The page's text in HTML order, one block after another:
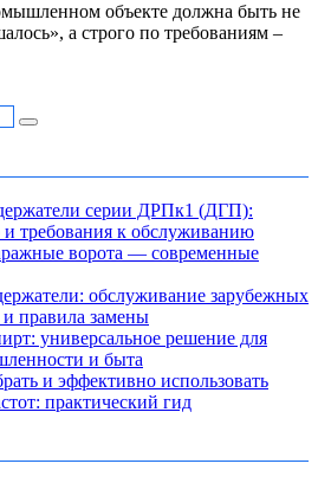
объекте должна быть не
а строго по требованиям –
серии ДРПк1 (ДГП):
требования к обслуживанию
ворота — современные
обслуживание зарубежных
и правила замены
универсальное решение для
и быта
и эффективно использовать
практический гид